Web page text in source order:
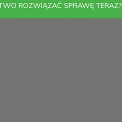
ROZWIĄZAĆ SPRAWĘ TERAZ?